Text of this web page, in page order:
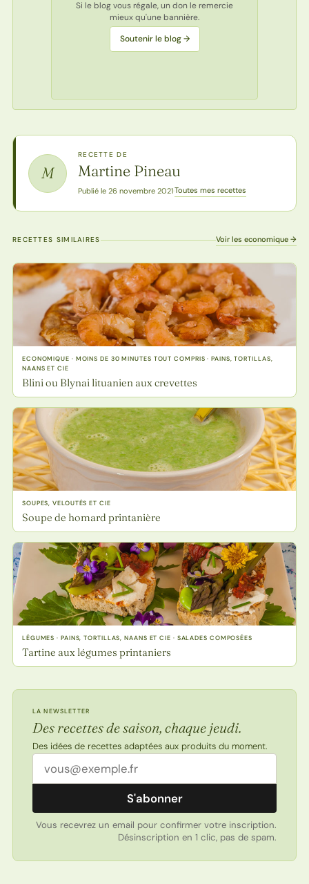
Si le blog vous régale, un don le remercie
mieux qu'une bannière.
Soutenir le blog →
M
RECETTE DE
Martine Pineau
Publié le 26 novembre 2021·Toutes mes recettes
RECETTES SIMILAIRES Voir les economique →
ECONOMIQUE · MOINS DE 30 MINUTES TOUT COMPRIS · PAINS, TORTILLAS,
NAANS ET CIE
Blini ou Blynai lituanien aux crevettes
SOUPES, VELOUTÉS ET CIE
Soupe de homard printanière
LÉGUMES · PAINS, TORTILLAS, NAANS ET CIE · SALADES COMPOSÉES
Tartine aux légumes printaniers
LA NEWSLETTER
Des recettes de saison, chaque jeudi.
Des idées de recettes adaptées aux produits du moment.
Adresse email
S'abonner
Vous recevrez un email pour confirmer votre inscription.
Désinscription en 1 clic, pas de spam.